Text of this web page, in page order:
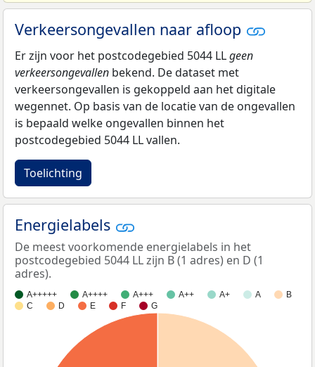
Verkeersongevallen naar afloop
Er zijn voor het postcodegebied 5044 LLgeen
verkeersongevallen bekend. De dataset met
verkeersongevallen is gekoppeld aan het digitale
wegennet. Op basis van de locatie van de ongevallen
is bepaald welke ongevallen binnen het
postcodegebied 5044 LL vallen.
Toelichting
Energielabels
De meest voorkomende energielabels in het
postcodegebied 5044 LL zijn B (1 adres) en D (1
adres).
A+++++ A++++ A+++ A++ A+ A
B
C
D E F G